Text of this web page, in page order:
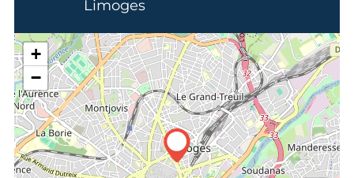
Limoges
+
−